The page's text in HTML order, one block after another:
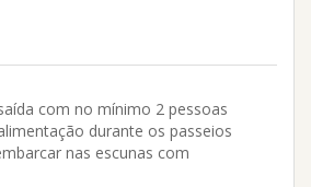
com no mínimo 2 pessoas
durante os passeios
nas escunas com